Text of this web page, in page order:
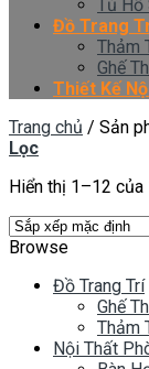
Tủ Hồ
Đồ Trang
Thảm
Ghế
Thiết Kế
Trang chủ / Sản
Lọc
Hiển thị 1–12 của
Browse
Đồ Trang Trí
Ghế
Thảm
Nội Thất